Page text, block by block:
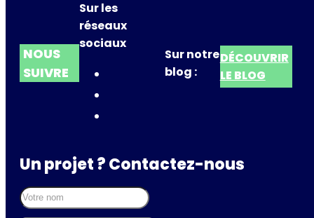
NOUS
SUIVRE
Sur les
réseaux
sociaux
Sur notre
blog :
DÉCOUVRIR
LE BLOG
Un projet ? Contactez-nous